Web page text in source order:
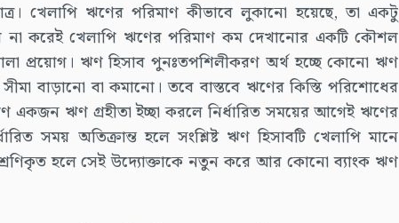
খেলাপি ঋণের পরিমাণ কীভাবে লুকানো হয়েছে, তা একটু
না করেই খেলাপি ঋণের পরিমাণ কম দেখানোর একটি কৌশল
প্রয়োগ। ঋণ হিসাব পুনঃতপশিলীকরণ অর্থ হচ্ছে কোনো ঋণ
বাড়ানো বা কমানো। তবে বাস্তবে ঋণের কিস্তি পরিশোধের
একজন ঋণ গ্রহীতা ইচ্ছা করলে নির্ধারিত সময়ের আগেই ঋণের
সময় অতিক্রান্ত হলে সংশ্লিষ্ট ঋণ হিসাবটি খেলাপি মানে
হলে সেই উদ্যোক্তাকে নতুন করে আর কোনো ব্যাংক ঋণ